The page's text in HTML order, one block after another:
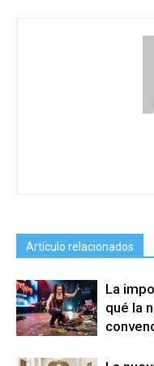
Artículo relacionados
La
qué la